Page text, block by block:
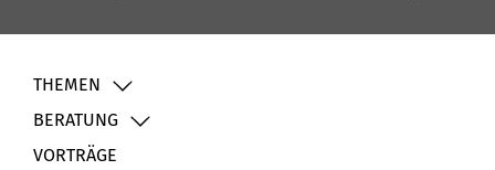
THEMEN
BERATUNG
VORTRÄGE